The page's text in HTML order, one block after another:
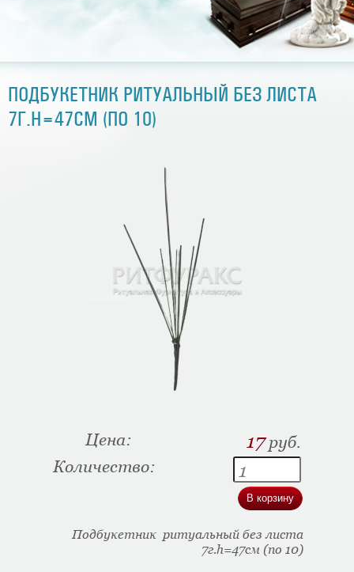
ПОДБУКЕТНИК РИТУАЛЬНЫЙ БЕЗ ЛИСТА
7Г.H=47СМ (ПО 10)
Цена: 17руб.
Количество:
Подбукетник ритуальный без листа
7г.h=47см (по 10)